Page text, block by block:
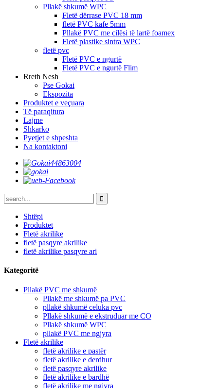
Pllakë shkumë WPC
Fletë dërrase PVC 18 mm
fletë PVC kafe 5mm
Pllakë PVC me cilësi të lartë foamex
Fletë plastike sintra WPC
fletë pvc
Fletë PVC e ngurtë
Fletë PVC e ngurtë Flim
Rreth Nesh
Pse Gokai
Ekspozita
Produktet e veçuara
Të paraqitura
Lajme
Shkarko
Pyetjet e shpeshta
Na kontaktoni
Shtëpi
Produktet
Fletë akrilike
fletë pasqyre akrilike
fletë akrilike pasqyre ari
Kategoritë
Pllakë PVC me shkumë
Pllakë me shkumë pa PVC
pllakë shkumë celuka pvc
Pllakë shkumë e ekstruduar me CO
Pllakë shkumë WPC
pllakë PVC me ngjyra
Fletë akrilike
fletë akrilike e pastër
fletë akrilike e derdhur
fletë pasqyre akrilike
fletë akrilike e bardhë
fletë akrilike me ngjyra